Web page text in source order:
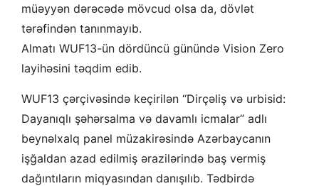
müəyyən dərəcədə mövcud olsa da, dövlət
tərəfindən tanınmayıb.
Almatı WUF13-ün dördüncü günündə Vision Zero
layihəsini təqdim edib.
WUF13 çərçivəsində keçirilən “Dirçəliş və urbisid:
Dayanıqlı şəhərsalma və davamlı icmalar” adlı
beynəlxalq panel müzakirəsində Azərbaycanın
işğaldan azad edilmiş ərazilərində baş vermiş
dağıntıların miqyasından danışılıb. Tədbirdə